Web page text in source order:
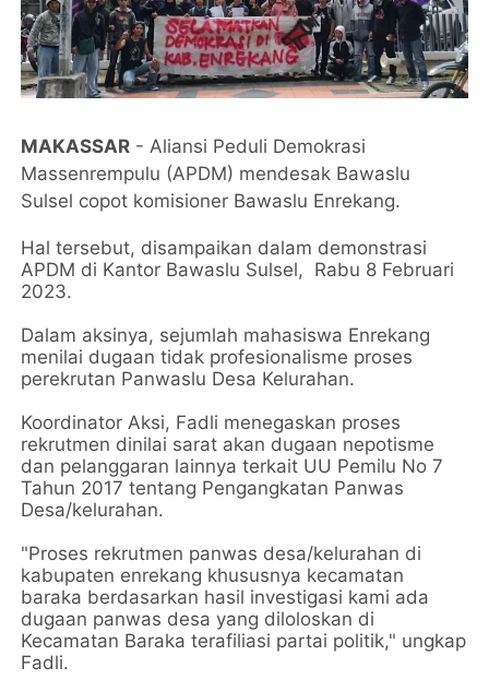
MAKASSAR - Aliansi Peduli Demokrasi
Massenrempulu (APDM) mendesak Bawaslu
Sulsel copot komisioner Bawaslu Enrekang.
Hal tersebut, disampaikan dalam demonstrasi
APDM di Kantor Bawaslu Sulsel, Rabu 8 Februari
2023.
Dalam aksinya, sejumlah mahasiswa Enrekang
menilai dugaan tidak profesionalisme proses
perekrutan Panwaslu Desa Kelurahan.
Koordinator Aksi, Fadli menegaskan proses
rekrutmen dinilai sarat akan dugaan nepotisme
dan pelanggaran lainnya terkait UU Pemilu No 7
Tahun 2017 tentang Pengangkatan Panwas
Desa/kelurahan.
"Proses rekrutmen panwas desa/kelurahan di
kabupaten enrekang khususnya kecamatan
baraka berdasarkan hasil investigasi kami ada
dugaan panwas desa yang diloloskan di
Kecamatan Baraka terafiliasi partai politik," ungkap
Fadli.